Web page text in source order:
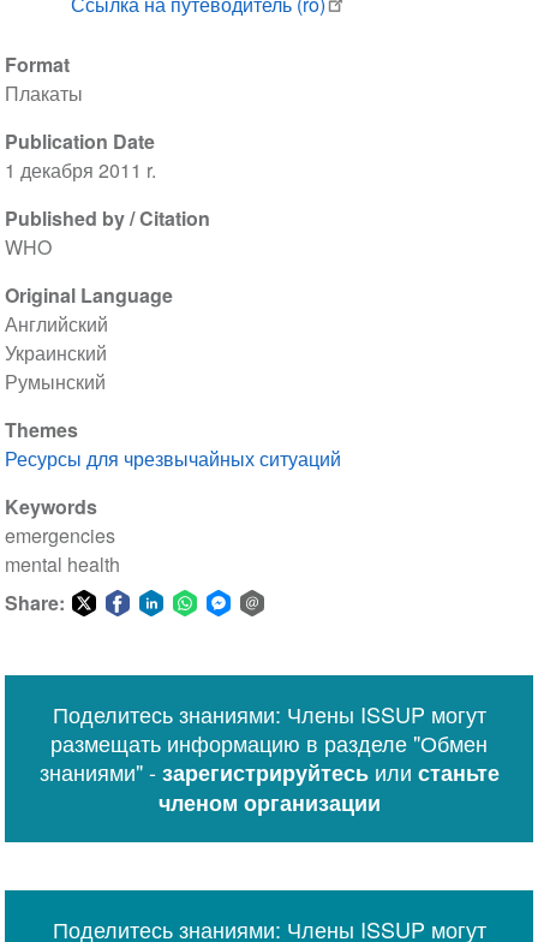
Format
Плакаты
Publication Date
1 декабря 2011 r.
Published by / Citation
WHO
Original Language
Английский
Украинский
Румынский
Themes
Ресурсы для чрезвычайных ситуаций
Keywords
emergencies
mental health
Share:
Messenger
Поделитесь знаниями: Члены ISSUP могут
размещать информацию в разделе "Обмен
знаниями" -зарегистрируйтесьили станьте
членом организации
Поделитесь знаниями: Члены ISSUP могут